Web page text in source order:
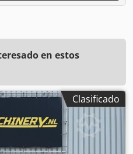
en estos
Clasificado